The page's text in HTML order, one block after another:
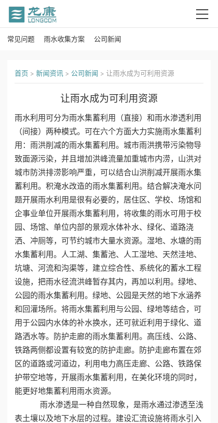
首
关
们
产
心
程
例
新
常见问题 雨水收集方案 公司新闻
首页 > 新闻资讯 > 公司新闻 > 让雨水成为可利用资源
让雨水成为可利用资源
雨水利用可分为雨水集蓄利用（直接）和雨水渗透利用
（间接）两种模式。可在六个方面大力实施雨水集蓄利
用：雨洪削减的雨水集蓄利用。城市雨洪携带污染物导
致面源污染，并且增加洪峰流量加重城市内涝，山洪对
城市防洪排涝影响严重，可以结合山洪削减开展雨水集
蓄利用。积淹水改造的雨水集蓄利用。结合解决淹水问
题开展雨水利用是很有必要的，居住区、学校、场馆和
企事业单位开展雨水集蓄利用，将收集的雨水可用于校
园、场馆、单位内部的景观水体补水、绿化、道路浇
洒、冲厕等，可节约城市大量水资源。湿地、水塘的雨
水集蓄利用。人工湖、集蓄池、人工湿地、天然洼地、
坑塘、河流和沟渠等，建立综合性、系统化的蓄水工程
设施，把雨水径流洪峰暂存其内，再加以利用。绿地、
公园的雨水集蓄利用。绿地、公园是天然的地下水涵养
和回灌场所。将雨水集蓄利用与公园、绿地等结合，可
用于公园内水体的补水换水，还可就近利用于绿化、道
路洒水等。防护走廊的雨水集蓄利用。高压线、公路、
铁路两侧都设置有较宽的防护走廊。防护走廊布置在郊
区的道路或河道边，利用电力高压走廊、公路、铁路保
护带空地等，开展雨水集蓄利用，在美化环境的同时，
能更好地集蓄利用雨水资源。
雨水渗透是一种自然现象，是雨水通过渗透至浅
表土壤以及地下水层的过程。建设汇流设施将雨水引入